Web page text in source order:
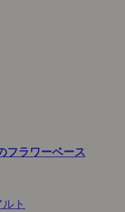
フラワーベース
ト